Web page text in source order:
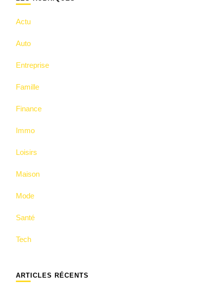
Actu
Auto
Entreprise
Famille
Finance
Immo
Loisirs
Maison
Mode
Santé
Tech
ARTICLES RÉCENTS